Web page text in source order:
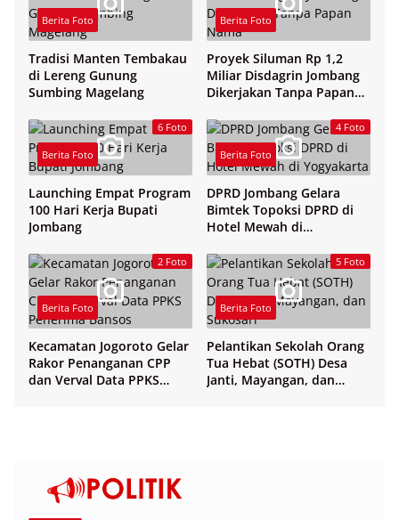
Berita Foto
Tradisi Manten Tembakau
di Lereng Gunung
Sumbing Magelang
Berita Foto
Proyek Siluman Rp 1,2
Miliar Disdagrin Jombang
Dikerjakan Tanpa Papan
6 Foto
Berita Foto
Launching Empat Program
100 Hari Kerja Bupati
Jombang
4 Foto
Berita Foto
DPRD Jombang Gelara
Bimtek Topoksi DPRD di
Hotel Mewah di
2 Foto
Berita Foto
Kecamatan Jogoroto Gelar
Rakor Penanganan CPP
dan Verval Data PPKS
5 Foto
Berita Foto
Pelantikan Sekolah Orang
Tua Hebat (SOTH) Desa
Janti, Mayangan, dan